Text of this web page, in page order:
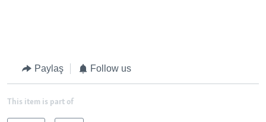
Paylaş Follow us
This item is part of